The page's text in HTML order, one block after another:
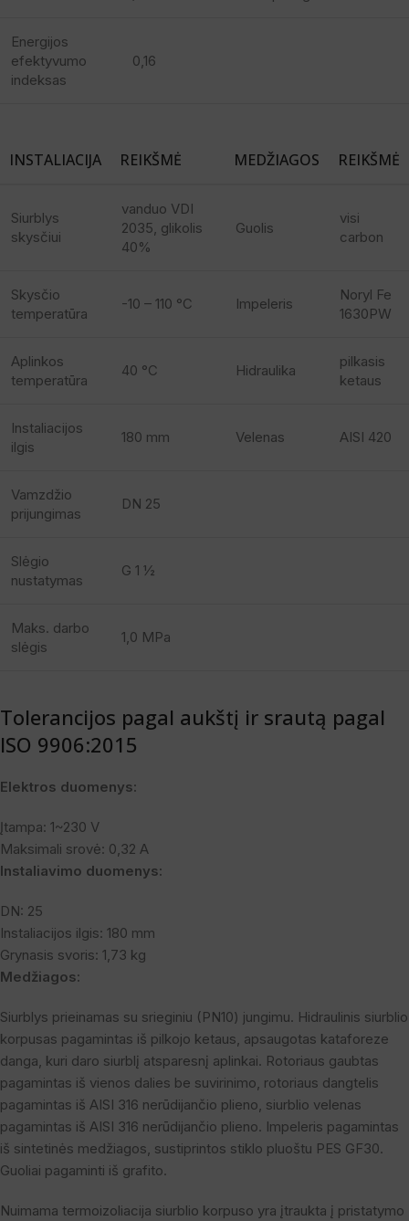
Energijos
efektyvumo
indeksas
0,16
INSTALIACIJA REIKŠMĖ MEDŽIAGOS REIKŠMĖ
Siurblys
skysčiui
vanduo VDI
2035, glikolis
40%
Guolis
visi
carbon
Skysčio
temperatūra
-10 – 110 °C Impeleris
Noryl Fe
1630PW
Aplinkos
temperatūra
40 °C Hidraulika
pilkasis
ketaus
Instaliacijos
ilgis
180 mm Velenas AISI 420
Vamzdžio
prijungimas
DN 25
Slėgio
nustatymas
G 1 ½
Maks. darbo
slėgis
1,0 MPa
Tolerancijos pagal aukštį ir srautą pagal
ISO 9906:2015
Elektros duomenys:
Įtampa: 1~230 V
Maksimali srovė: 0,32 A
Instaliavimo duomenys:
DN: 25
Instaliacijos ilgis: 180 mm
Grynasis svoris: 1,73 kg
Medžiagos:
Siurblys prieinamas su srieginiu (PN10) jungimu. Hidraulinis siurblio
korpusas pagamintas iš pilkojo ketaus, apsaugotas kataforeze
danga, kuri daro siurblį atsparesnį aplinkai. Rotoriaus gaubtas
pagamintas iš vienos dalies be suvirinimo, rotoriaus dangtelis
pagamintas iš AISI 316 nerūdijančio plieno, siurblio velenas
pagamintas iš AISI 316 nerūdijančio plieno. Impeleris pagamintas
iš sintetinės medžiagos, sustiprintos stiklo pluoštu PES GF30.
Guoliai pagaminti iš grafito.
Nuimama termoizoliacija siurblio korpuso yra įtraukta į pristatymo